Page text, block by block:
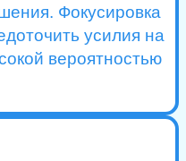
Фокусировка
усилия на
вероятностью